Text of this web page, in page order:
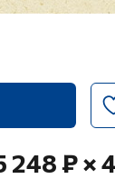
248 ₽ × 4